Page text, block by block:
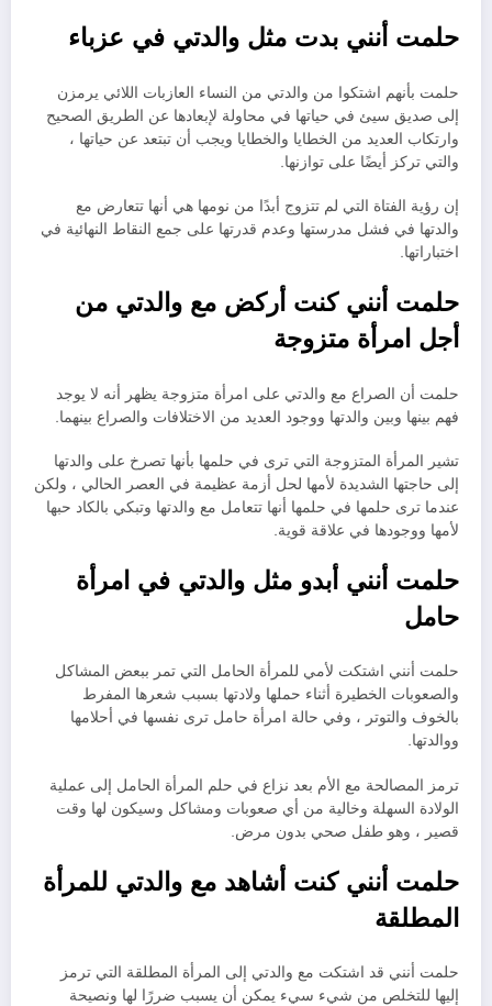
حلمت أنني بدت مثل والدتي في عزباء
حلمت بأنهم اشتكوا من والدتي من النساء العازبات اللائي يرمزن
إلى صديق سيئ في حياتها في محاولة لإبعادها عن الطريق الصحيح
وارتكاب العديد من الخطايا والخطايا ويجب أن تبتعد عن حياتها ،
والتي تركز أيضًا على توازنها.
إن رؤية الفتاة التي لم تتزوج أبدًا من نومها هي أنها تتعارض مع
والدتها في فشل مدرستها وعدم قدرتها على جمع النقاط النهائية في
اختباراتها.
حلمت أنني كنت أركض مع والدتي من
أجل امرأة متزوجة
حلمت أن الصراع مع والدتي على امرأة متزوجة يظهر أنه لا يوجد
فهم بينها وبين والدتها ووجود العديد من الاختلافات والصراع بينهما.
تشير المرأة المتزوجة التي ترى في حلمها بأنها تصرخ على والدتها
إلى حاجتها الشديدة لأمها لحل أزمة عظيمة في العصر الحالي ، ولكن
عندما ترى حلمها في حلمها أنها تتعامل مع والدتها وتبكي بالكاد حبها
لأمها ووجودها في علاقة قوية.
حلمت أنني أبدو مثل والدتي في امرأة
حامل
حلمت أنني اشتكت لأمي للمرأة الحامل التي تمر ببعض المشاكل
والصعوبات الخطيرة أثناء حملها ولادتها بسبب شعرها المفرط
بالخوف والتوتر ، وفي حالة امرأة حامل ترى نفسها في أحلامها
ووالدتها.
ترمز المصالحة مع الأم بعد نزاع في حلم المرأة الحامل إلى عملية
الولادة السهلة وخالية من أي صعوبات ومشاكل وسيكون لها وقت
قصير ، وهو طفل صحي بدون مرض.
حلمت أنني كنت أشاهد مع والدتي للمرأة
المطلقة
حلمت أنني قد اشتكت مع والدتي إلى المرأة المطلقة التي ترمز
إليها للتخلص من شيء سيء يمكن أن يسبب ضررًا لها ونصيحة